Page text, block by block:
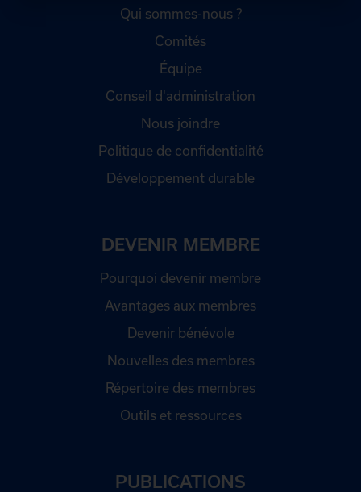
Qui sommes-nous ?
Comités
Équipe
Conseil d'administration
Nous joindre
Politique de confidentialité
Développement durable
DEVENIR MEMBRE
Pourquoi devenir membre
Avantages aux membres
Devenir bénévole
Nouvelles des membres
Répertoire des membres
Outils et ressources
PUBLICATIONS